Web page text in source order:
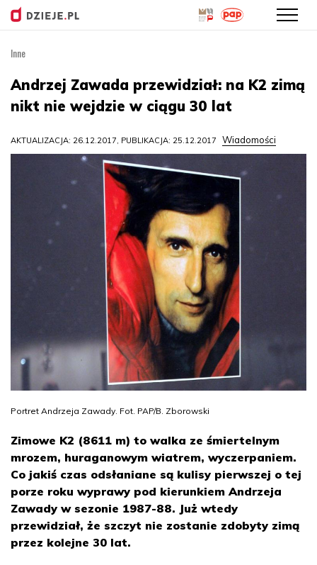
treści
Inne
Andrzej Zawada przewidział: na K2 zimą
nikt nie wejdzie w ciągu 30 lat
AKTUALIZACJA: 26.12.2017, PUBLIKACJA: 25.12.2017 Wiadomości
Portret Andrzeja Zawady. Fot. PAP/B. Zborowski
Zimowe K2 (8611 m) to walka ze śmiertelnym
mrozem, huraganowym wiatrem, wyczerpaniem.
Co jakiś czas odsłaniane są kulisy pierwszej o tej
porze roku wyprawy pod kierunkiem Andrzeja
Zawady w sezonie 1987-88. Już wtedy
przewidział, że szczyt nie zostanie zdobyty zimą
przez kolejne 30 lat.